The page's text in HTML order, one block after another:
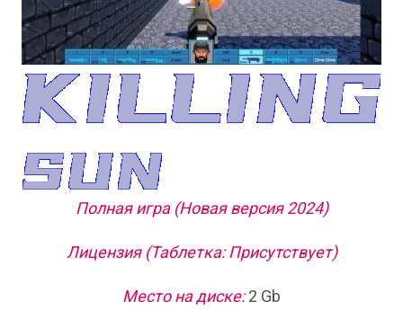
Полная игра (Новая версия 2024)
Лицензия (Таблетка: Присутствует)
Место на диске:2 Gb